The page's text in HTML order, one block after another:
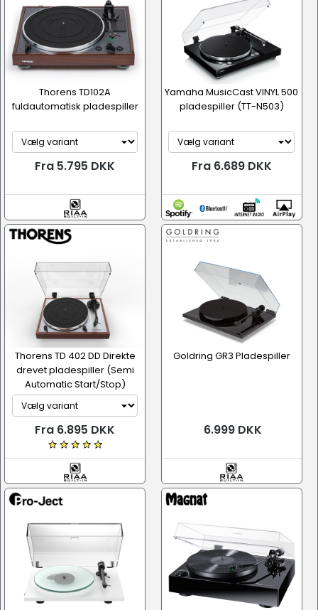
Thorens TD102A
fuldautomatisk pladespiller
Fra 5.795 DKK
Yamaha MusicCast VINYL 500
pladespiller (TT-N503)
Fra 6.689 DKK
Thorens TD 402 DD Direkte
drevet pladespiller (Semi
Automatic Start/Stop)
Fra 6.895 DKK
Goldring GR3 Pladespiller
6.999 DKK